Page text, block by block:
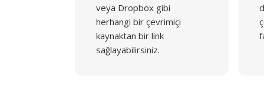
veya Dropbox gibi
herhangi bir çevrimiçi
kaynaktan bir link
sağlayabilirsiniz.